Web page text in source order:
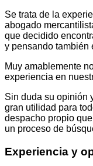
Se trata de la
abogado
que decidido
y pensando también
Muy amablemente
experiencia en
Sin duda su opinión
gran utilidad para
despacho propio
un proceso de
Experiencia y